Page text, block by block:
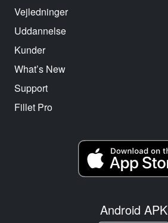
Vejledninger
Uddannelse
Kunder
What’s New
Support
Fillet Pro
Android APK